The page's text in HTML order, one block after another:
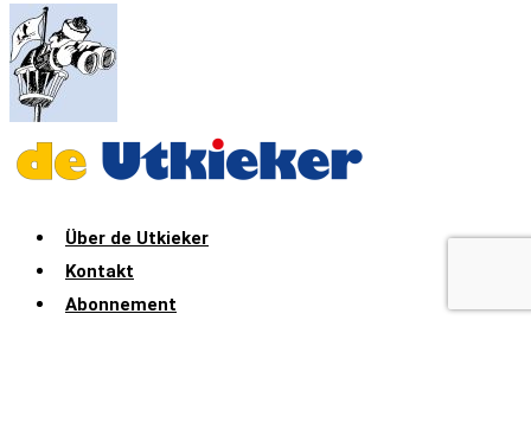
Über de Utkieker
Kontakt
Abonnement